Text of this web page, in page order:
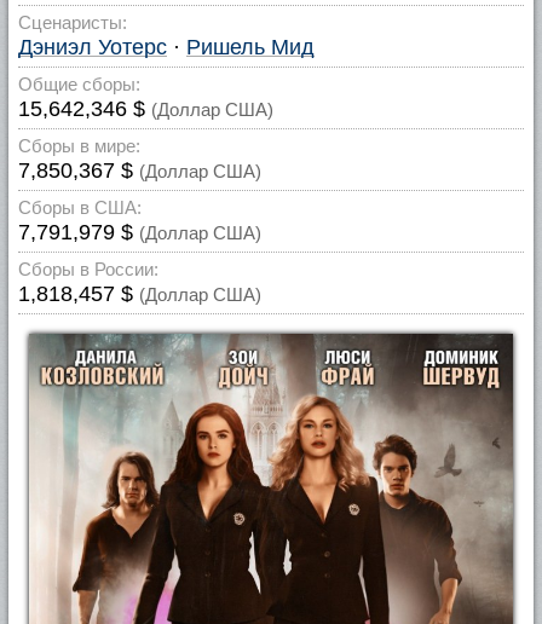
Сценаристы:
Дэниэл Уотерс · Ришель Мид
Общие сборы:
15,642,346 $ (Доллар США)
Сборы в мире:
7,850,367 $ (Доллар США)
Сборы в США:
7,791,979 $ (Доллар США)
Сборы в России:
1,818,457 $ (Доллар США)